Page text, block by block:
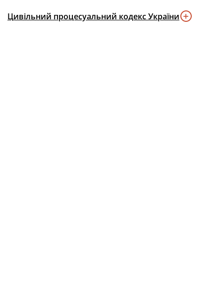
Цивільний процесуальний кодекс України